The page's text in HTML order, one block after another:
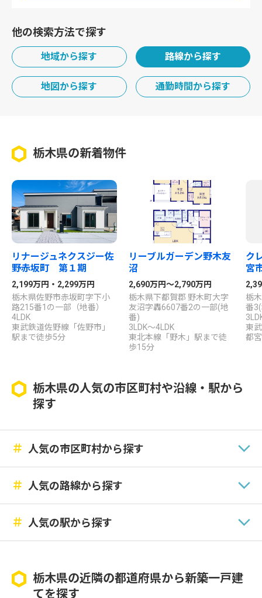
他の検索方法で探す
地域から探す 路線から探す
地図から探す 通勤時間から探す
栃木県の新着物件
リナージュネクスジー佐
野赤坂町 第１期
2,199万円・2,299万円
栃木県佐野市赤坂町字下小
路215番1の一部（地番）
4LDK
東武鉄道佐野線「佐野市」
駅まで徒歩5分
リーブルガーデン野木友
沼
2,690万円～2,790万円
栃木県下都賀郡 野木町大字
友沼字轟6607番2の一部(地
番)
3LDK～4LDK
東北本線「野木」駅まで徒
歩15分
ク
宮
栃
番
東
都
栃木県の人気の市区町村や沿線・駅から
探す
＃ 人気の市区町村から探す
＃ 人気の路線から探す
＃ 人気の駅から探す
栃木県の近隣の都道府県から新築一戸建
てを探す